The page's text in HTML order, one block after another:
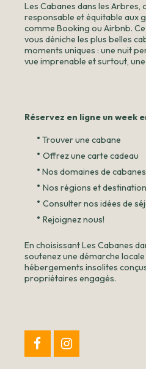
Les Cabanes dans les Arbres,
responsable et équitable aux
comme Booking ou Airbnb.
vous déniche les plus belles
moments uniques : une nuit
vue imprenable et surtout,
Réservez en ligne un week
• Trouver une cabane
• Offrez une carte cadeau
• Nos domaines de
• Nos régions et
• Consulter nos idées de
• Rejoignez nous!
En choisissant Les Cabanes
soutenez une démarche
hébergements insolites
propriétaires engagés.